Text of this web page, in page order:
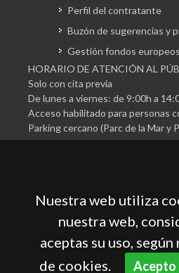
Perfil del contratante
Buzón de sugerencias y
Gestión fondos europeos
HORARIO DE ATENCIÓN AL
Solo con cita previa
De lunes a viernes: de 9:00h a
Acceso habilitado para personas
Parking cercano (Parc de la Mar y
Cámara Oficial de Comercio,
Navegación de
Nuestra web utiliza
nuestra web,
aceptas su uso,
de cookies.
Acepto